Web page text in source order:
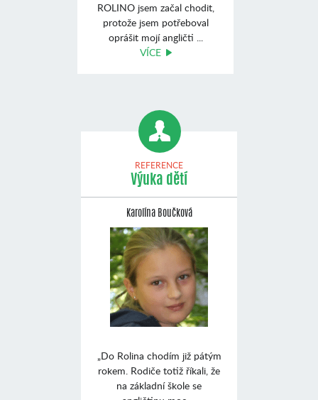
ROLINO jsem začal chodit,
protože jsem potřeboval
oprášit mojí angličti ...
VÍCE
REFERENCE
Výuka dětí
Karolína Boučková
„Do Rolina chodím již pátým
rokem. Rodiče totiž říkali, že
na základní škole se